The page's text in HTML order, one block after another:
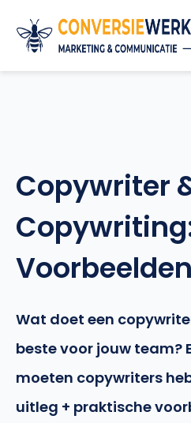
Copywriter
Wat doet een
beste voor jouw team?
moeten copywriters
uitleg + praktische